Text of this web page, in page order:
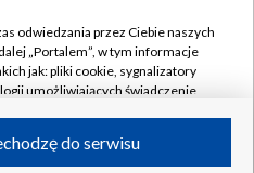
odwiedzania przez Ciebie naszych
„Portalem”, w tym informacje
jak: pliki cookie, sygnalizatory
umożliwiających świadczenie
do serwisu